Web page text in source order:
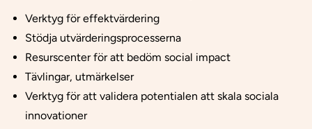
Verktyg för effektvärdering
Stödja utvärderingsprocesserna
Resurscenter för att bedöm social impact
Tävlingar, utmärkelser
Verktyg för att validera potentialen att skala sociala
innovationer